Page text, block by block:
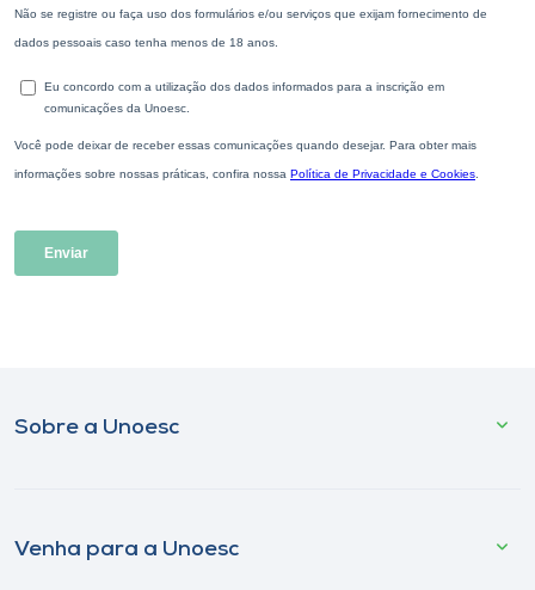
Sobre a Unoesc
Venha para a Unoesc